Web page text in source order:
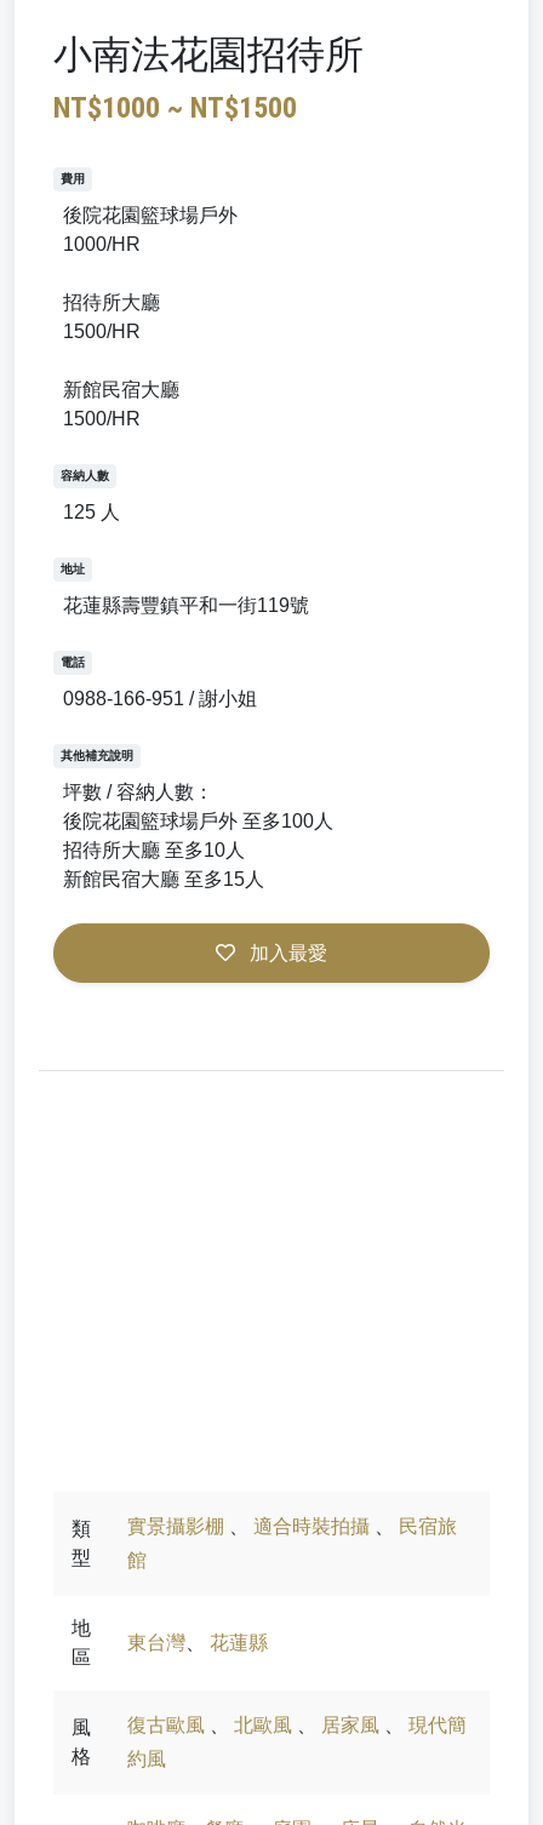
小南法花園招待所
NT$1000 ~ NT$1500
費用
後院花園籃球場戶外
1000/HR
招待所大廳
1500/HR
新館民宿大廳
1500/HR
容納人數
125 人
地址
花蓮縣壽豐鎮平和一街119號
電話
0988-166-951 / 謝小姐
其他補充說明
坪數 / 容納人數：
後院花園籃球場戶外 至多100人
招待所大廳 至多10人
新館民宿大廳 至多15人
加入最愛
類
型
實景攝影棚 適合時裝拍攝
民宿旅
館
地
區
東台灣 花蓮縣
風
格
復古歐風 北歐風 居家風
現代簡
約風